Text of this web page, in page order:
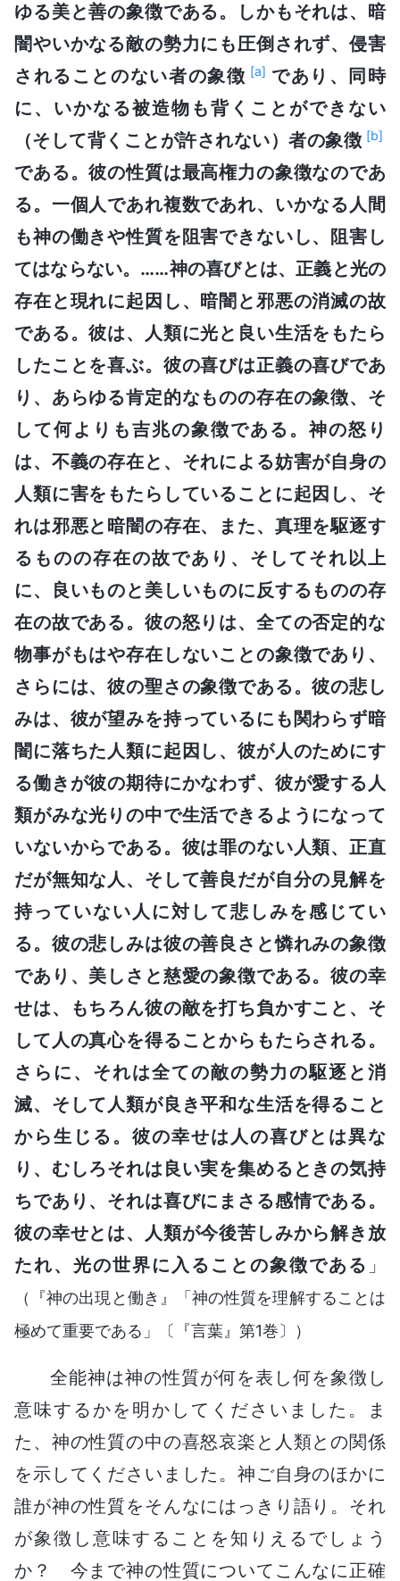
ゆる美と善の象徴である。しかもそれは、暗
闇やいかなる敵の勢力にも圧倒されず、侵害
されることのない者の象徴 [a] であり、同時
に、いかなる被造物も背くことができない
（そして背くことが許されない）者の象徴 [b]
である。彼の性質は最高権力の象徴なのであ
る。一個人であれ複数であれ、いかなる人間
も神の働きや性質を阻害できないし、阻害し
てはならない。……神の喜びとは、正義と光の
存在と現れに起因し、暗闇と邪悪の消滅の故
である。彼は、人類に光と良い生活をもたら
したことを喜ぶ。彼の喜びは正義の喜びであ
り、あらゆる肯定的なものの存在の象徴、そ
して何よりも吉兆の象徴である。神の怒り
は、不義の存在と、それによる妨害が自身の
人類に害をもたらしていることに起因し、そ
れは邪悪と暗闇の存在、また、真理を駆逐す
るものの存在の故であり、そしてそれ以上
に、良いものと美しいものに反するものの存
在の故である。彼の怒りは、全ての否定的な
物事がもはや存在しないことの象徴であり、
さらには、彼の聖さの象徴である。彼の悲し
みは、彼が望みを持っているにも関わらず暗
闇に落ちた人類に起因し、彼が人のためにす
る働きが彼の期待にかなわず、彼が愛する人
類がみな光りの中で生活できるようになって
いないからである。彼は罪のない人類、正直
だが無知な人、そして善良だが自分の見解を
持っていない人に対して悲しみを感じてい
る。彼の悲しみは彼の善良さと憐れみの象徴
であり、美しさと慈愛の象徴である。彼の幸
せは、もちろん彼の敵を打ち負かすこと、そ
して人の真心を得ることからもたらされる。
さらに、それは全ての敵の勢力の駆逐と消
滅、そして人類が良き平和な生活を得ること
から生じる。彼の幸せは人の喜びとは異な
り、むしろそれは良い実を集めるときの気持
ちであり、それは喜びにまさる感情である。
彼の幸せとは、人類が今後苦しみから解き放
たれ、光の世界に入ることの象徴である 」
（『神の出現と働き』「神の性質を理解することは
極めて重要である」〔『言葉』第1巻〕）
全能神は神の性質が何を表し何を象徴し
意味するかを明かしてくださいました。ま
た、神の性質の中の喜怒哀楽と人類との関係
を示してくださいました。神ご自身のほかに
誰が神の性質をそんなにはっきり語り。それ
が象徴し意味することを知りえるでしょう
か？ 今まで神の性質についてこんなに正確